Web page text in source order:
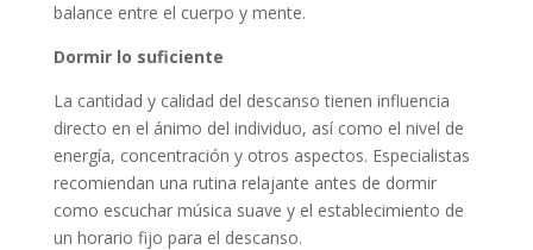
balance entre el cuerpo y mente.
Dormir lo suficiente
La cantidad y calidad del descanso tienen influencia
directo en el ánimo del individuo, así como el nivel de
energía, concentración y otros aspectos. Especialistas
recomiendan una rutina relajante antes de dormir
como escuchar música suave y el establecimiento de
un horario fijo para el descanso.